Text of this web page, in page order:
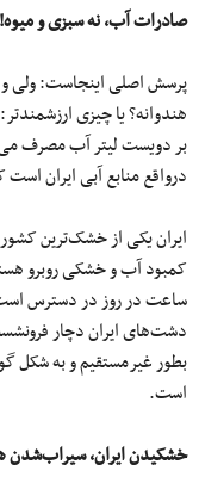
صادرات آب، نه سبزی و میوه!
پرسش اصلی اینجاست: ولی
هندوانه؟ یا چیزی
بر دویست لیتر آب مصرف
درواقع منابع آبی ایران
کمبود آب و خشکی روبرو
ساعت در روز در دسترس
دشت‌های ایران دچار
بطور غیرمستقیم و به شکل
است.
خشکیدن ایران، سیراب‌شدن